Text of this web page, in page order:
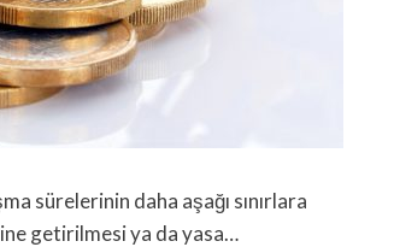
sürelerinin daha aşağı sınırlara
getirilmesi ya da yasa…